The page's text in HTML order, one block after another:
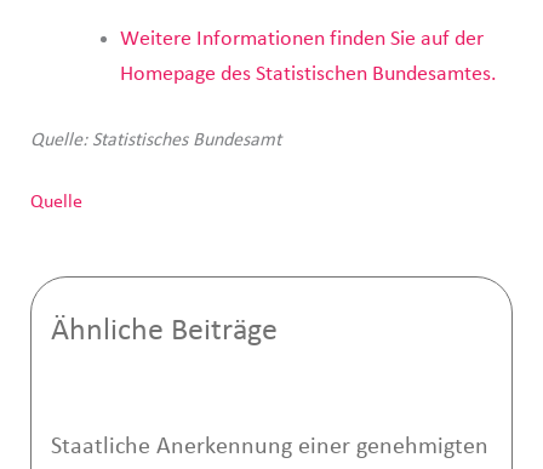
Weitere Informationen finden Sie auf der
Homepage des Statistischen Bundesamtes.
Quelle: Statistisches Bundesamt
Quelle
Ähnliche Beiträge
Staatliche Anerkennung einer genehmigten